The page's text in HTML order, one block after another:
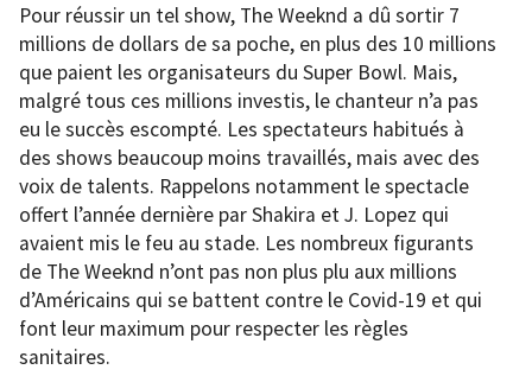
Pour réussir un tel show, The Weeknd a dû sortir 7
millions de dollars de sa poche, en plus des 10 millions
que paient les organisateurs du Super Bowl. Mais,
malgré tous ces millions investis, le chanteur n’a pas
eu le succès escompté. Les spectateurs habitués à
des shows beaucoup moins travaillés, mais avec des
voix de talents. Rappelons notamment le spectacle
offert l’année dernière par Shakira et J. Lopez qui
avaient mis le feu au stade. Les nombreux figurants
de The Weeknd n’ont pas non plus plu aux millions
d’Américains qui se battent contre le Covid-19 et qui
font leur maximum pour respecter les règles
sanitaires.